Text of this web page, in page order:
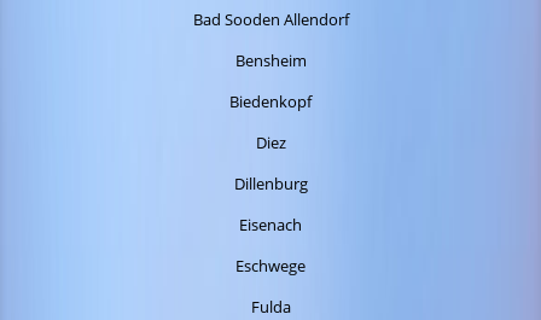
Bad Sooden Allendorf
Bensheim
Biedenkopf
Diez
Dillenburg
Eisenach
Eschwege
Fulda